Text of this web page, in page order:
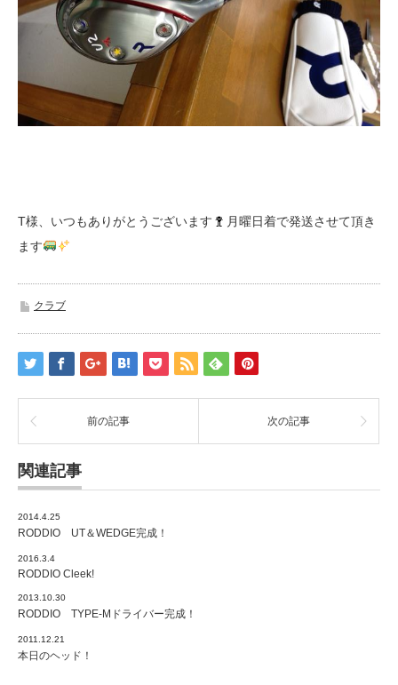
T様、いつもありがとうございます
月曜日着で発送させて頂き
ます
クラブ
前の記事 次の記事
関連記事
2014.4.25
RODDIO UT＆WEDGE完成！
2016.3.4
RODDIO Cleek!
2013.10.30
RODDIO TYPE-Mドライバー完成！
2011.12.21
本日のヘッド！